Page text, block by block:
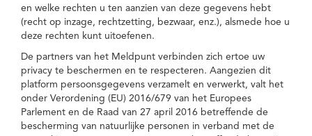
en welke rechten u ten aanzien van deze gegevens hebt
(recht op inzage, rechtzetting, bezwaar, enz.), alsmede hoe u
deze rechten kunt uitoefenen.
De partners van het Meldpunt verbinden zich ertoe uw
privacy te beschermen en te respecteren. Aangezien dit
platform persoonsgegevens verzamelt en verwerkt, valt het
onder Verordening (EU) 2016/679 van het Europees
Parlement en de Raad van 27 april 2016 betreffende de
bescherming van natuurlijke personen in verband met de